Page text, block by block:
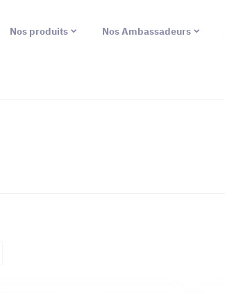
Nos produits Nos Ambassadeurs